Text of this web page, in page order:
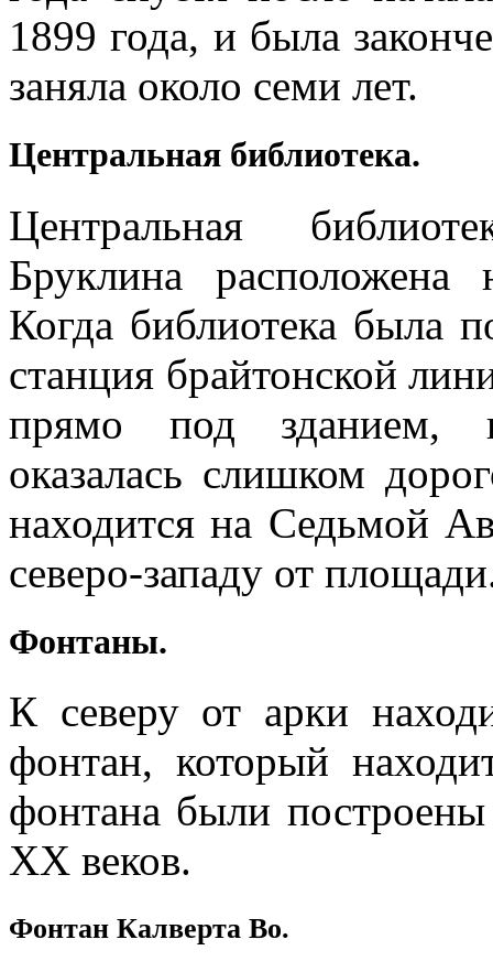
1899 года, и была
заняла около семи лет.
Центральная библиотека.
Центральная
Бруклина
Когда библиотека была
станция брайтонской
прямо под зданием,
оказалась слишком
находится на Седьмой
северо-западу от
Фонтаны.
К северу от арки
фонтан, который
фонтана были
XX веков.
Фонтан Калверта Во.